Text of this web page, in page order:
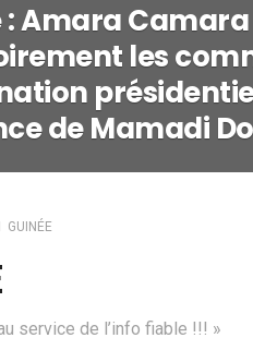
: Amara
les
de Mamadi
GUINÉE
service de l’info fiable !!! »